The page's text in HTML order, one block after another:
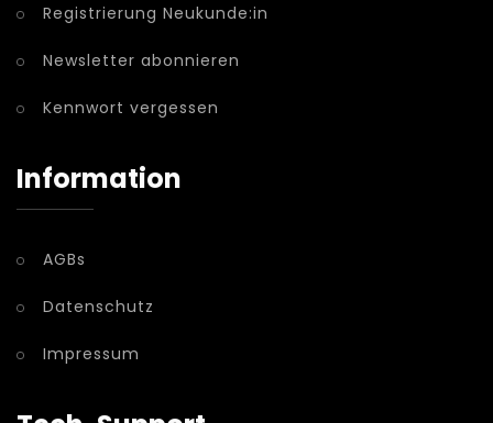
Registrierung Neukunde:in
Newsletter abonnieren
Kennwort vergessen
Information
AGBs
Datenschutz
Impressum